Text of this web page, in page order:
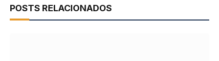
POSTS RELACIONADOS